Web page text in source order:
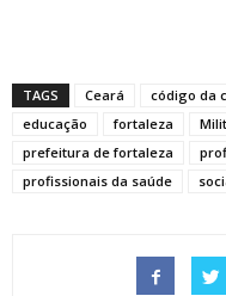
TAGS Ceará código da
educação
fortaleza
prefeitura de fortaleza
profissionais da saúde